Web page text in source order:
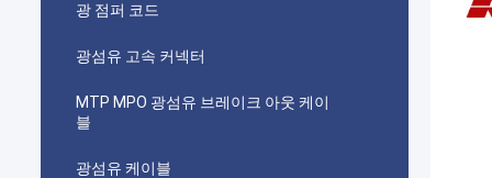
광 점퍼 코드
광섬유 고속 커넥터
MTP MPO 광섬유 브레이크 아웃 케이
블
광섬유 케이블